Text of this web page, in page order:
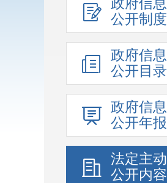
公开制度
政府信息
公开目录
政府信息
公开年报
法定主动
公开内容